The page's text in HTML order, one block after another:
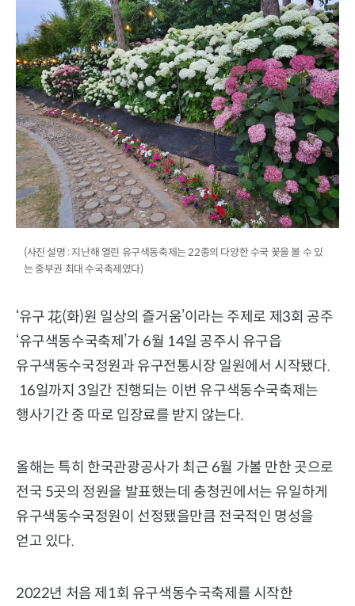
(사진 설명 : 지난해 열린 유구색동축제는 22종의 다양한 수국 꽃을 볼 수 있
는 중부권 최대 수국축제였다)
‘유구 花(화)원 일상의 즐거움’이라는 주제로 제3회 공주
‘유구색동수국축제’가 6월 14일 공주시 유구읍
유구색동수국정원과 유구전통시장 일원에서 시작됐다.
16일까지 3일간 진행되는 이번 유구색동수국축제는
행사기간 중 따로 입장료를 받지 않는다.
올해는 특히 한국관광공사가 최근 6월 가볼 만한 곳으로
전국 5곳의 정원을 발표했는데 충청권에서는 유일하게
유구색동수국정원이 선정됐을만큼 전국적인 명성을
얻고 있다.
2022년 처음 제1회 유구색동수국축제를 시작한